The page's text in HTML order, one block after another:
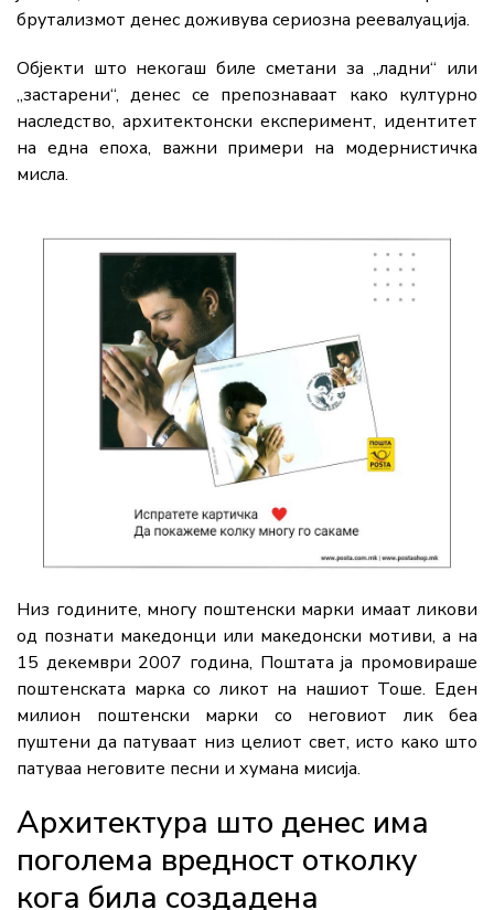
брутализмот денес доживува сериозна реевалуација.
Објекти што некогаш биле сметани за „ладни“ или
„застарени“, денес се препознаваат како културно
наследство, архитектонски експеримент, идентитет
на една епоха, важни примери на модернистичка
мисла.
Низ годините, многу поштенски марки имаат ликови
од познати македонци или македонски мотиви, а на
15 декември 2007 година, Поштата ја промовираше
поштенската марка со ликот на нашиот Тоше. Еден
милион поштенски марки со неговиот лик беа
пуштени да патуваат низ целиот свет, исто како што
патуваа неговите песни и хумана мисија.
Архитектура што денес има
поголема вредност отколку
кога била создадена